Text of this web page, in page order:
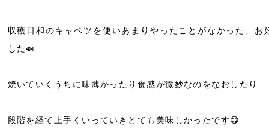
収穫日和のキャベツを使いあまりやったことがなかった、お
した🍛
焼いていくうちに味薄かったり食感が微妙なのをなおしたり
段階を経て上手くいっていきとても美味しかったです😋